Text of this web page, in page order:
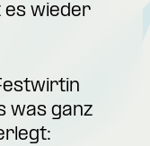
es wieder
was ganz